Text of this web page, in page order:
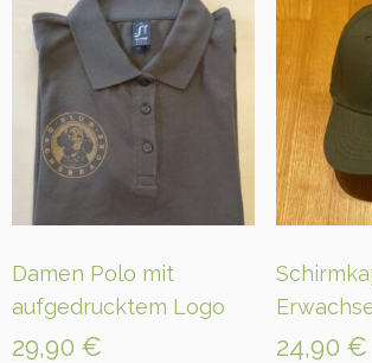
e
M
e
Damen Polo mit
aufgedrucktem Logo
29,90 € 24,90 €